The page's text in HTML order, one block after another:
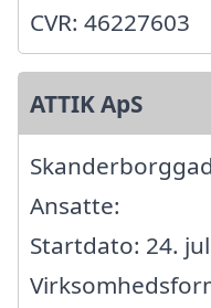
CVR: 46227603
ATTIK ApS
Ansatte:
Startdato: 24.